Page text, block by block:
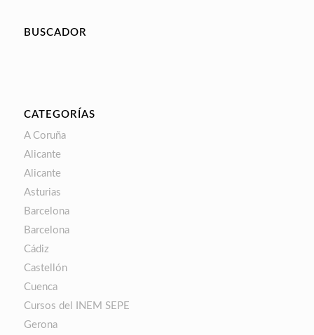
BUSCADOR
CATEGORÍAS
A Coruña
Alicante
Alicante
Asturias
Barcelona
Barcelona
Cádiz
Castellón
Cuenca
Cursos del INEM SEPE
Gerona